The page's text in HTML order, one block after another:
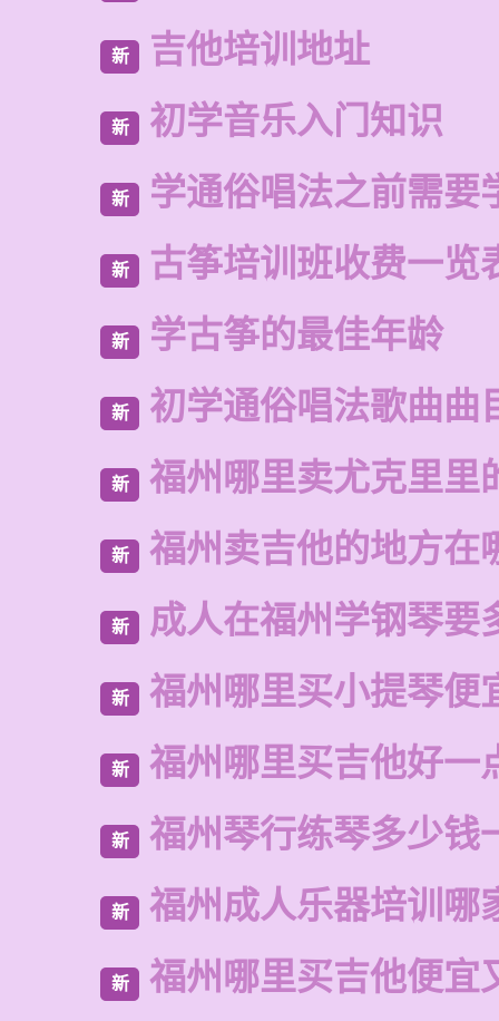
新 吉他培训地址
新 初学音乐入门知识
新 学通俗唱法之前需要
新 古筝培训班收费一览
新 学古筝的最佳年龄
新 初学通俗唱法歌曲曲
新 福州哪里卖尤克里里
新 福州卖吉他的地方在
新 成人在福州学钢琴要
新 福州哪里买小提琴便
新 福州哪里买吉他好一
新 福州琴行练琴多少钱
新 福州成人乐器培训哪
新 福州哪里买吉他便宜